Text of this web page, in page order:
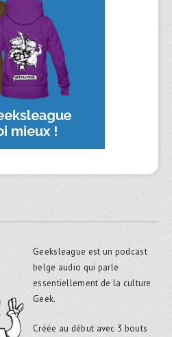
Geeksleague est un podcast
belge audio qui parle
essentiellement de la culture
Geek.
Créée au début avec 3 bouts